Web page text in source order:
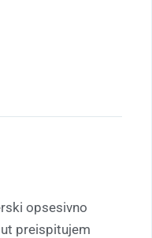
opsesivno
preispitujem